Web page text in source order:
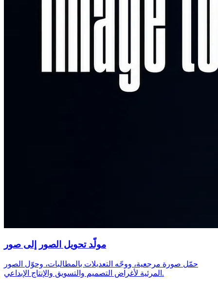
مولّد تحويل الصور إلى صور
حمّل صورة مرجعية، ووجّه التعديلات بالمطالبات، وحوّل الصور
المرئية لأغراض التصميم والتسويق والإنتاج الإبداعي.